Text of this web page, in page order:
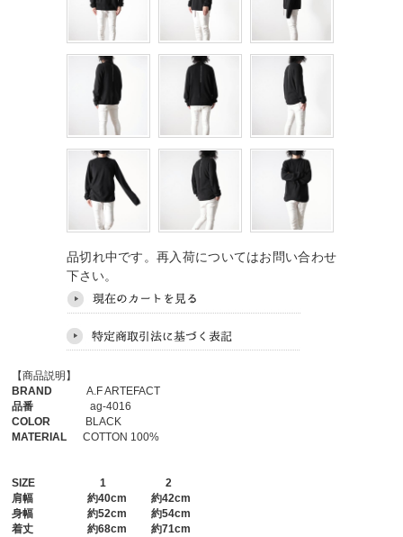
品切れ中です。再入荷についてはお問い合わせ
下さい。
【商品説明】
BRAND A.F ARTEFACT
品番 ag-4016
COLOR BLACK
MATERIAL COTTON 100%
SIZE 1
2
肩幅 約40cm 約42cm
身幅 約52cm 約54cm
着丈 約68cm 約71cm